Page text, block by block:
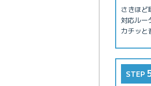
さきほど
対応ルー
カチッと
STEP